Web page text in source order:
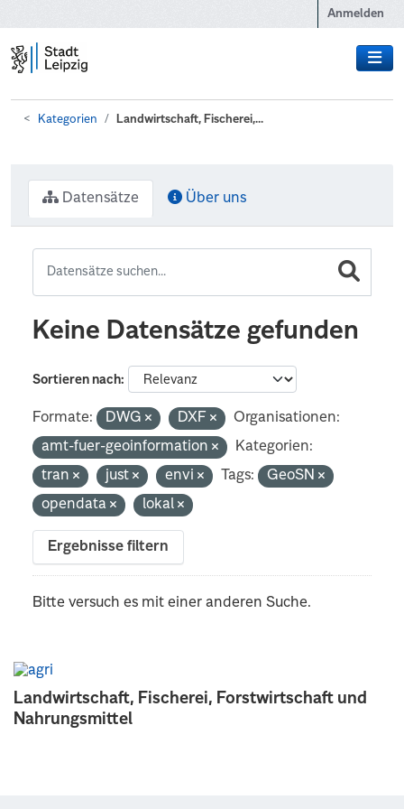
Anmelden
Kategorien Landwirtschaft, Fischerei,...
Landwirtschaft, Fischerei, Forstwirtschaft und
Nahrungsmittel
Datensätze Über uns
Keine Datensätze gefunden
Sortieren nach
Formate: DWG DXF
Organisationen:
amt-fuer-geoinformation
Kategorien:
tran
just envi Tags:
GeoSN
opendata
lokal
Ergebnisse filtern
Bitte versuch es mit einer anderen Suche.